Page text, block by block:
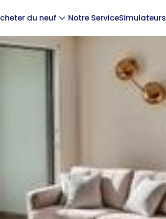
du neuf Notre ServiceSimulateurs